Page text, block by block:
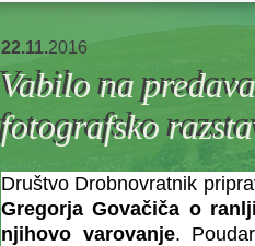
22.11.2016
Vabilo na
fotografsko
Društvo Drobnovratnik
Gregorja Govačiča o
njihovo varovanje.